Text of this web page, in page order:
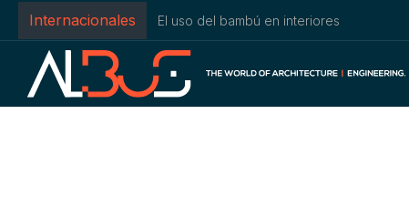
Internacionales El uso del bambú en interiores